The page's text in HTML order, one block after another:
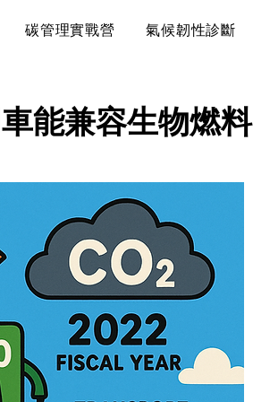
碳管理實戰營 氣候韌性診斷
能兼容生物燃料